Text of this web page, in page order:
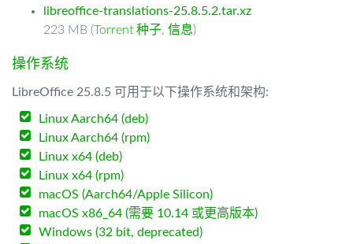
libreoffice-translations-25.8.5.2.tar.xz
223 MB (Torrent 种子, 信息)
操作系统
LibreOffice 25.8.5 可用于以下操作系统和架构:
Linux Aarch64 (deb)
Linux Aarch64 (rpm)
Linux x64 (deb)
Linux x64 (rpm)
macOS (Aarch64/Apple Silicon)
macOS x86_64 (需要 10.14 或更高版本)
Windows (32 bit, deprecated)